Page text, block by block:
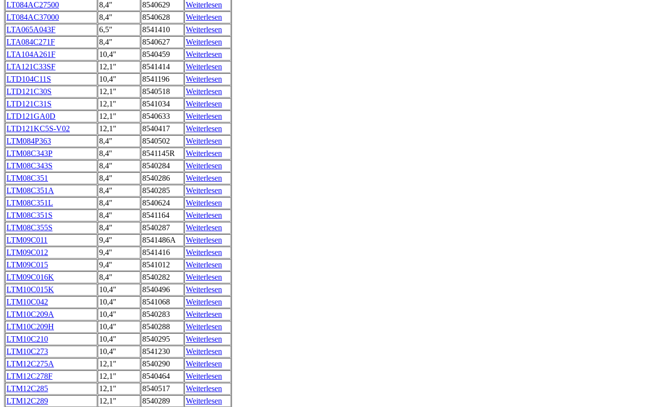
LT084AC27500
8,4" 8540629
Weiterlesen
LT084AC37000
8,4" 8540628
Weiterlesen
LTA065A043F
6,5" 8541410
Weiterlesen
LTA084C271F
8,4" 8540627
Weiterlesen
LTA104A261F
10,4" 8540459
Weiterlesen
LTA121C33SF
12,1" 8541414
Weiterlesen
LTD104C11S
10,4" 8541196
Weiterlesen
LTD121C30S
12,1" 8540518
Weiterlesen
LTD121C31S
12,1'' 8541034
Weiterlesen
LTD121GA0D
12,1" 8540633
Weiterlesen
LTD121KC5S-V02
12,1" 8540417
Weiterlesen
LTM084P363
8,4" 8540502
Weiterlesen
LTM08C343P
8,4'' 8541145R
Weiterlesen
LTM08C343S
8,4" 8540284
Weiterlesen
LTM08C351
8,4" 8540286
Weiterlesen
LTM08C351A
8,4" 8540285
Weiterlesen
LTM08C351L
8,4" 8540624
Weiterlesen
LTM08C351S
8,4'' 8541164
Weiterlesen
LTM08C355S
8,4" 8540287
Weiterlesen
LTM09C011
9,4'' 8541486A
Weiterlesen
LTM09C012
9,4'' 8541416
Weiterlesen
LTM09C015
9,4'' 8541012
Weiterlesen
LTM09C016K
8,4" 8540282
Weiterlesen
LTM10C015K
10,4" 8540496
Weiterlesen
LTM10C042
10,4" 8541068
Weiterlesen
LTM10C209A
10,4" 8540283
Weiterlesen
LTM10C209H
10,4" 8540288
Weiterlesen
LTM10C210
10,4" 8540295
Weiterlesen
LTM10C273
10,4'' 8541230
Weiterlesen
LTM12C275A
12,1" 8540290
Weiterlesen
LTM12C278F
12,1" 8540464
Weiterlesen
LTM12C285
12,1" 8540517
Weiterlesen
LTM12C289
12,1" 8540289 Weiterlesen